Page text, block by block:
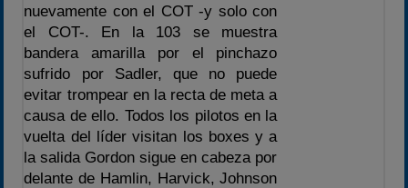
nuevamente con el COT -y solo con
el COT-. En la 103 se muestra
bandera amarilla por el pinchazo
sufrido por Sadler, que no puede
evitar trompear en la recta de meta a
causa de ello. Todos los pilotos en la
vuelta del líder visitan los boxes y a
la salida Gordon sigue en cabeza por
delante de Hamlin, Harvick, Johnson